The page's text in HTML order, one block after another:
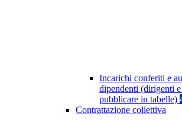
Incarichi conferiti e
dipendenti (dirigenti
pubblicare in tabelle)
Contrattazione collettiva